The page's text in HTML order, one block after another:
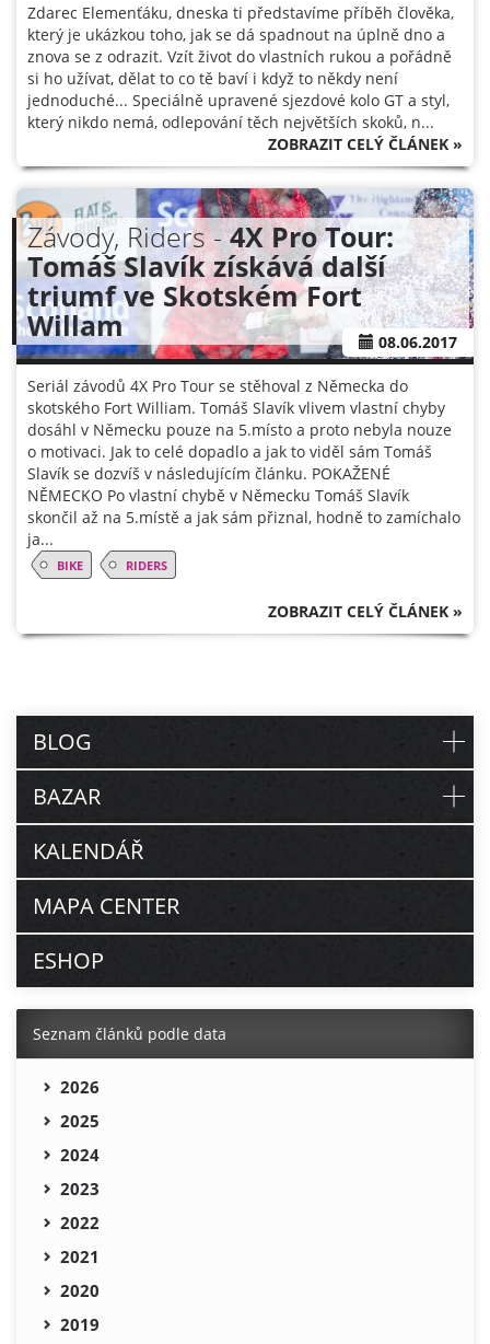
Zdarec Elemenťáku, dneska ti představíme příběh člověka,
který je ukázkou toho, jak se dá spadnout na úplně dno a
znova se z odrazit. Vzít život do vlastních rukou a pořádně
si ho užívat, dělat to co tě baví i když to někdy není
jednoduché... Speciálně upravené sjezdové kolo GT a styl,
který nikdo nemá, odlepování těch největších skoků, n...
ZOBRAZIT CELÝ ČLÁNEK »
Závody, Riders -4X Pro Tour:
Tomáš Slavík získává další
triumf ve Skotském Fort
Willam 08.06.2017
Seriál závodů 4X Pro Tour se stěhoval z Německa do
skotského Fort William. Tomáš Slavík vlivem vlastní chyby
dosáhl v Německu pouze na 5.místo a proto nebyla nouze
o motivaci. Jak to celé dopadlo a jak to viděl sám Tomáš
Slavík se dozvíš v následujícím článku. POKAŽENÉ
NĚMECKO Po vlastní chybě v Německu Tomáš Slavík
skončil až na 5.místě a jak sám přiznal, hodně to zamíchalo
ja...
BIKE RIDERS
ZOBRAZIT CELÝ ČLÁNEK »
BLOG
BAZAR
KALENDÁŘ
MAPA CENTER
ESHOP
Seznam článků podle data
2026
2025
2024
2023
2022
2021
2020
2019